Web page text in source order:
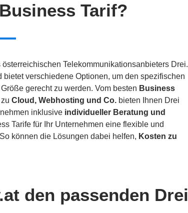
Tarif?
österreichischen Telekommunikationsanbieters Drei.
bietet verschiedene Optionen, um den spezifischen
gerecht zu werden. Vom besten Business
Cloud, Webhosting und Co. bieten Ihnen Drei
inklusive individueller Beratung und
Tarife für Ihr Unternehmen eine flexible und
können die Lösungen dabei helfen, Kosten zu
den passenden Drei